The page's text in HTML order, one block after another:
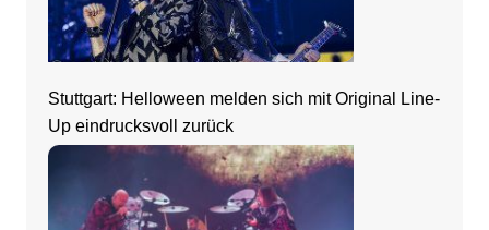
Stuttgart: Helloween melden sich mit Original Line-
Up eindrucksvoll zurück